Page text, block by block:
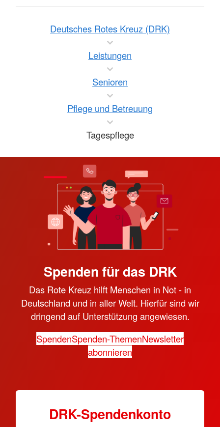
Deutsches Rotes Kreuz (DRK)
Leistungen
Senioren
Pflege und Betreuung
Tagespflege
Spenden für das DRK
Das Rote Kreuz hilft Menschen in Not - in
Deutschland und in aller Welt. Hierfür sind wir
dringend auf Unterstützung angewiesen.
SpendenSpenden-ThemenNewsletter
abonnieren
DRK-Spendenkonto